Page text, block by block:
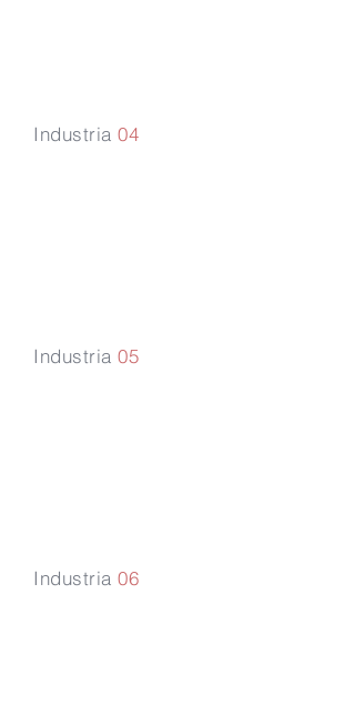
Industria 04
Industria 05
Industria 06